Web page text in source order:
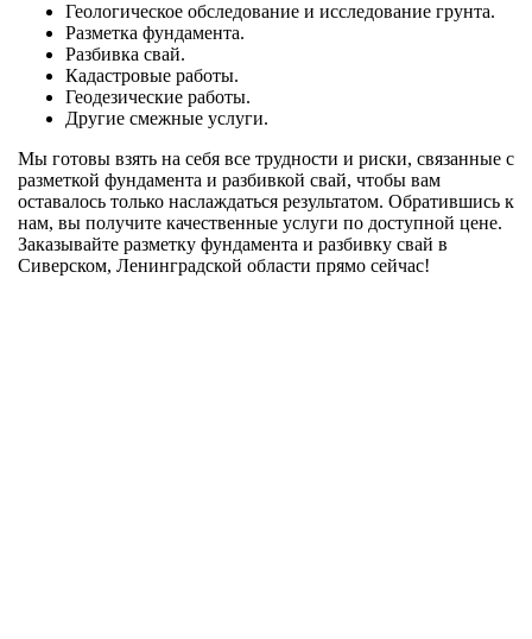
Геологическое обследование и исследование грунта.
Разметка фундамента.
Разбивка свай.
Кадастровые работы.
Геодезические работы.
Другие смежные услуги.
Мы готовы взять на себя все трудности и риски, связанные с
разметкой фундамента и разбивкой свай, чтобы вам
оставалось только наслаждаться результатом. Обратившись к
нам, вы получите качественные услуги по доступной цене.
Заказывайте разметку фундамента и разбивку свай в
Сиверском, Ленинградской области прямо сейчас!